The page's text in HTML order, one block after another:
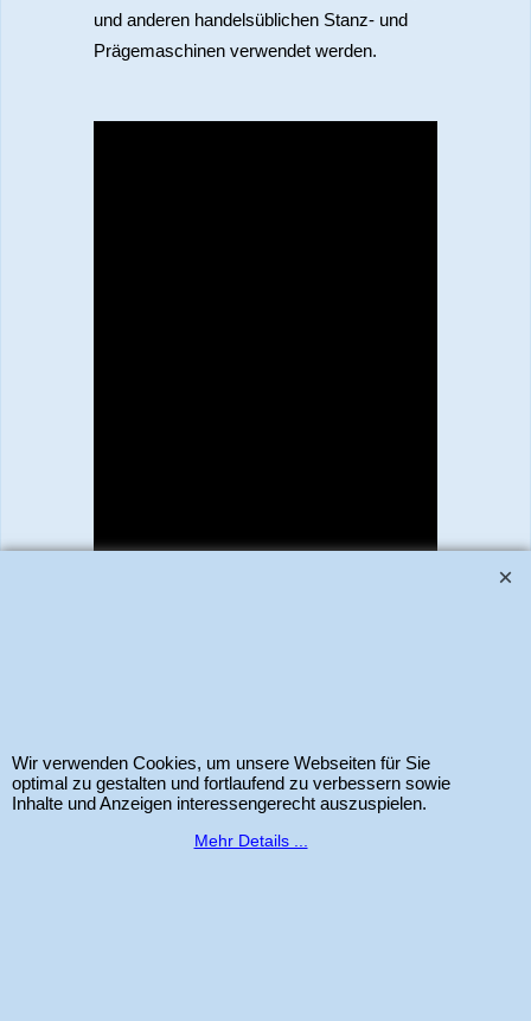
und anderen handelsüblichen Stanz- und
Prägemaschinen verwendet werden.
Rechte vorbehalten.
Wir verwenden Cookies, um unsere Webseiten für Sie
optimal zu gestalten und fortlaufend zu verbessern sowie
Inhalte und Anzeigen interessengerecht auszuspielen.
Mehr Details ...